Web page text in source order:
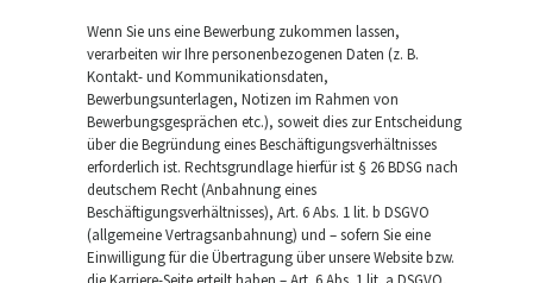
Wenn Sie uns eine Bewerbung zukommen lassen,
verarbeiten wir Ihre personenbezogenen Daten (z. B.
Kontakt- und Kommunikationsdaten,
Bewerbungsunterlagen, Notizen im Rahmen von
Bewerbungsgesprächen etc.), soweit dies zur Entscheidung
über die Begründung eines Beschäftigungsverhältnisses
erforderlich ist. Rechtsgrundlage hierfür ist § 26 BDSG nach
deutschem Recht (Anbahnung eines
Beschäftigungsverhältnisses), Art. 6 Abs. 1 lit. b DSGVO
(allgemeine Vertragsanbahnung) und – sofern Sie eine
Einwilligung für die Übertragung über unsere Website bzw.